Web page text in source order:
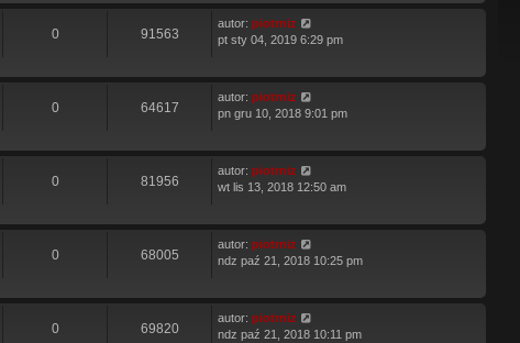
0 91563
autor: piotrniz
pt sty 04, 2019 6:29 pm
0 64617
autor: piotrniz
pn gru 10, 2018 9:01 pm
0 81956
autor: piotrniz
wt lis 13, 2018 12:50 am
0 68005
autor: piotrniz
ndz paź 21, 2018 10:25 pm
0 69820
autor: piotrniz
ndz paź 21, 2018 10:11 pm